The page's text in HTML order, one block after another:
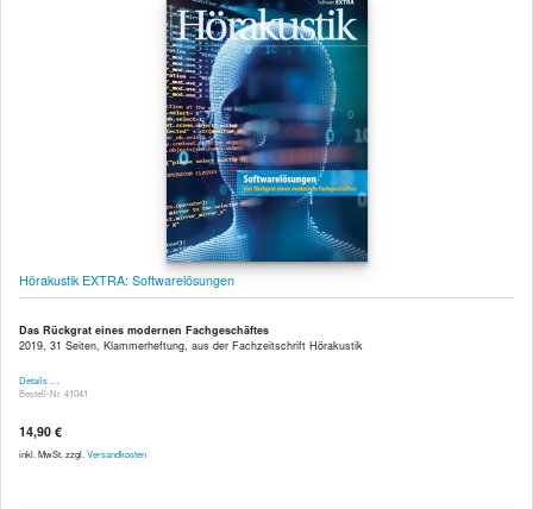
Hörakustik EXTRA: Softwarelösungen
Das Rückgrat eines modernen Fachgeschäftes
2019, 31 Seiten, Klammerheftung, aus der Fachzeitschrift Hörakustik
Details …
Bestell-Nr. 41041
14,90 €
inkl. MwSt. zzgl. Versandkosten